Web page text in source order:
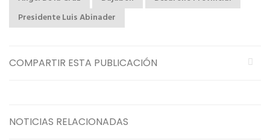
Presidente Luis Abinader
COMPARTIR ESTA PUBLICACIÓN
NOTICIAS RELACIONADAS